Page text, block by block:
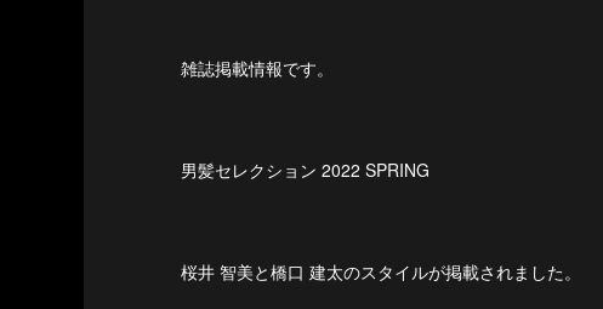
雑誌掲載情報です。
男髪セレクション 2022 SPRING
桜井 智美と橋口 建太のスタイルが掲載されました。